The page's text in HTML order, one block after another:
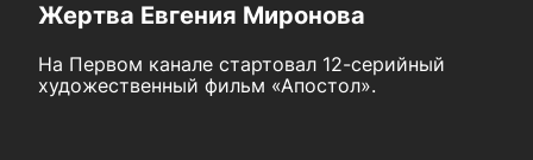
Жертва Евгения Миронова
На Первом канале стартовал 12-серийный
художественный фильм «Апостол».